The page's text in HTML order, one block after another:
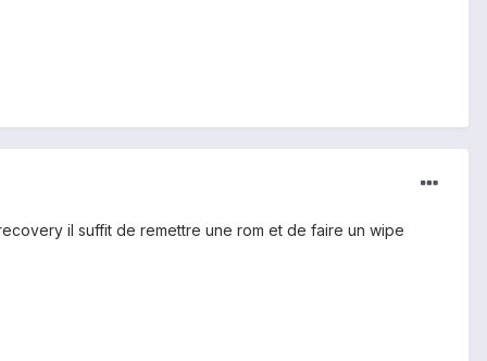
il suffit de remettre une rom et de faire un wipe